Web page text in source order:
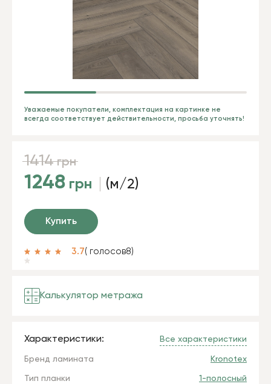
Уважаемые покупатели, комплектация на картинке не
всегда соответствует действительности, просьба уточнять!
1414 грн
1248 грн (м/2)
Купить
3.7( голосов8)
Калькулятор метража
Характеристики: Все характеристики
Бренд ламината Kronotex
Тип планки 1-полосный